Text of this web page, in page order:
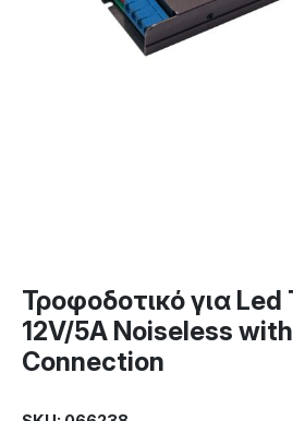
Τροφοδοτικό για Led
12V/5A Noiseless
Connection